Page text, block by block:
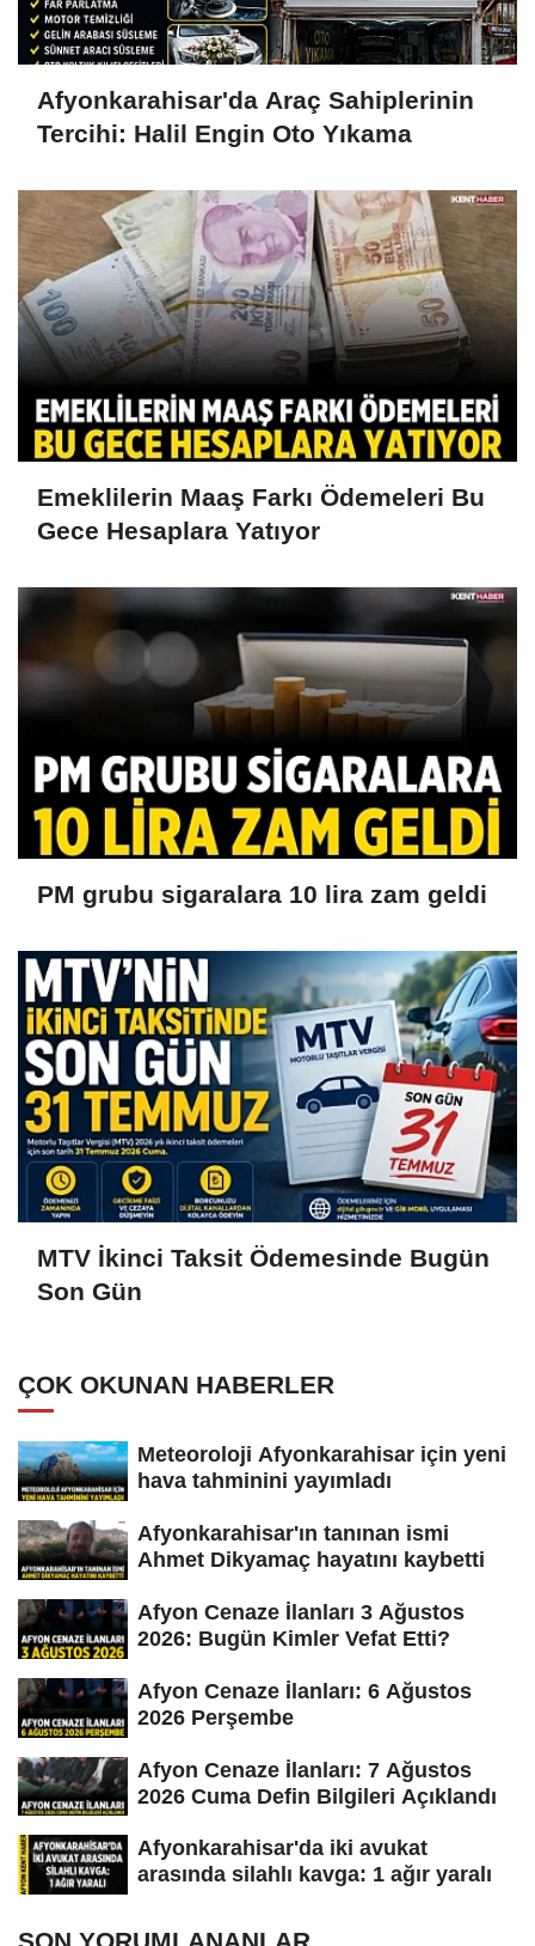
Afyonkarahisar'da Araç Sahiplerinin
Tercihi: Halil Engin Oto Yıkama
Emeklilerin Maaş Farkı Ödemeleri Bu
Gece Hesaplara Yatıyor
PM grubu sigaralara 10 lira zam geldi
MTV İkinci Taksit Ödemesinde Bugün
Son Gün
ÇOK OKUNAN HABERLER
Meteoroloji Afyonkarahisar için yeni
hava tahminini yayımladı
Afyonkarahisar'ın tanınan ismi
Ahmet Dikyamaç hayatını kaybetti
Afyon Cenaze İlanları 3 Ağustos
2026: Bugün Kimler Vefat Etti?
Afyon Cenaze İlanları: 6 Ağustos
2026 Perşembe
Afyon Cenaze İlanları: 7 Ağustos
2026 Cuma Defin Bilgileri Açıklandı
Afyonkarahisar'da iki avukat
arasında silahlı kavga: 1 ağır yaralı